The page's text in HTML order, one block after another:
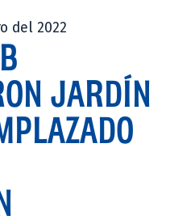
del 2022
JARDÍN